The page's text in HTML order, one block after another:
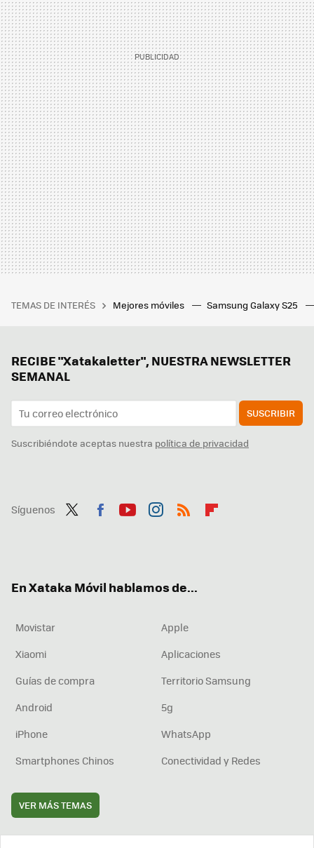
TEMAS DE INTERÉS Mejores móviles Samsung Galaxy S25
RECIBE "Xatakaletter", NUESTRA NEWSLETTER
SEMANAL
SUSCRIBIR
Suscribiéndote aceptas nuestra política de privacidad
Síguenos
En Xataka Móvil hablamos de...
Movistar
Apple
Xiaomi
Aplicaciones
Guías de compra
Territorio Samsung
Android
5g
iPhone
WhatsApp
Smartphones Chinos
Conectividad y Redes
VER MÁS TEMAS